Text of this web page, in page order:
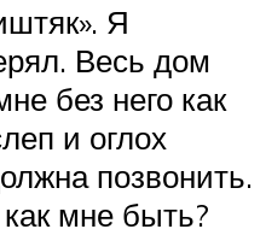
Я
Весь дом
без него как
и оглох
позвонить.
мне быть?